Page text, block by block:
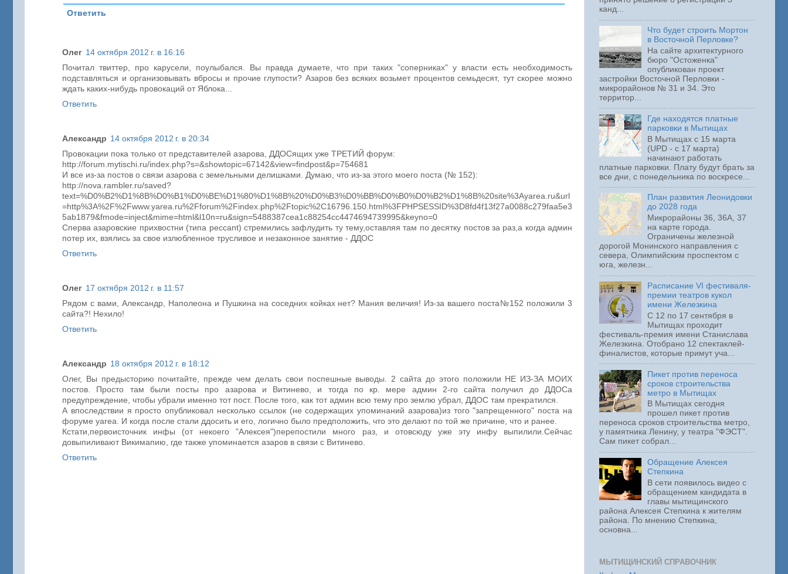
Ответить
Олег 14 октября 2012 г. в 16:16
Почитал твиттер, про карусели, поулыбался. Вы правда думаете, что при таких "соперниках" у власти есть необходимость
подставляться и организовывать вбросы и прочие глупости? Азаров без всяких возьмет процентов семьдесят, тут скорее можно
ждать каких-нибудь провокаций от Яблока...
Ответить
Александр 14 октября 2012 г. в 20:34
Провокации пока только от представителей азарова, ДДОСящих уже ТРЕТИЙ форум:
http://forum.mytischi.ru/index.php?s=&showtopic=67142&view=findpost&p=754681
И все из-за постов о связи азарова с земельными делишками. Думаю, что из-за этого моего поста (№ 152):
http://nova.rambler.ru/saved?
text=%D0%B2%D1%8B%D0%B1%D0%BE%D1%80%D1%8B%20%D0%B3%D0%BB%D0%B0%D0%B2%D1%8B%20site%3Ayarea.ru&url
=http%3A%2F%2Fwww.yarea.ru%2Fforum%2Findex.php%2Ftopic%2C16796.150.html%3FPHPSESSID%3D8fd4f13f27a0088c279faa5e3
5ab1879&fmode=inject&mime=html&l10n=ru&sign=5488387cea1c88254cc4474694739995&keyno=0
Сперва азаровские прихвостни (типа peccant) стремились зафлудить ту тему,оставляя там по десятку постов за раз,а когда админ
потер их, взялись за свое излюбленное трусливое и незаконное занятие - ДДОС
Ответить
Олег 17 октября 2012 г. в 11:57
Рядом с вами, Александр, Наполеона и Пушкина на соседних койках нет? Мания величия! Из-за вашего поста№152 положили 3
сайта?! Нехило!
Ответить
Александр 18 октября 2012 г. в 18:12
Олег, Вы предысторию почитайте, прежде чем делать свои поспешные выводы. 2 сайта до этого положили НЕ ИЗ-ЗА МОИХ
постов. Просто там были посты про азарова и Витинево, и тогда по кр. мере админ 2-го сайта получил до ДДОСа
предупреждение, чтобы убрали именно тот пост. После того, как тот админ всю тему про землю убрал, ДДОС там прекратился.
А впоследствии я просто опубликовал несколько ссылок (не содержащих упоминаний азарова)из того "запрещенного" поста на
форуме yarea. И когда после стали ддосить и его, логично было предположить, что это делают по той же причине, что и ранее.
Кстати,первоисточник инфы (от некоего "Алексея")перепостили много раз, и отовсюду уже эту инфу выпилили.Сейчас
довыпиливают Викимапию, где также упоминается азаров в связи с Витинево.
Ответить
канд...
Что будет строить Мортон
в Восточной Перловке?
На сайте архитектурного
бюро "Остоженка"
опубликован проект
застройки Восточной Перловки -
микрорайонов № 31 и 34. Это
территор...
Где находятся платные
парковки в Мытищах
В Мытищах с 15 марта
(UPD - с 17 марта)
начинают работать
платные парковки. Плату будут брать за
все дни, с понедельника по воскресе...
План развития Леонидовки
до 2028 года
Микрорайоны 36, 36А, 37
на карте города.
Ограничены железной
дорогой Монинского направления с
севера, Олимпийским проспектом с
юга, железн...
Расписание VI фестиваля-
премии театров кукол
имени Железкина
С 12 по 17 сентября в
Мытищах проходит
фестиваль-премия имени Станислава
Железкина. Отобрано 12 спектаклей-
финалистов, которые примут уча...
Пикет против переноса
сроков строительства
метро в Мытищах
В Мытищах сегодня
прошел пикет против
переноса сроков строительства метро,
у памятника Ленину, у театра "ФЭСТ".
Сам пикет собрал...
Обращение Алексея
Степкина
В сети появилось видео с
обращением кандидата в
главы мытищинского
района Алексея Степкина к жителям
района. По мнению Степкина,
основна...
МЫТИЩИНСКИЙ СПРАВОЧНИК